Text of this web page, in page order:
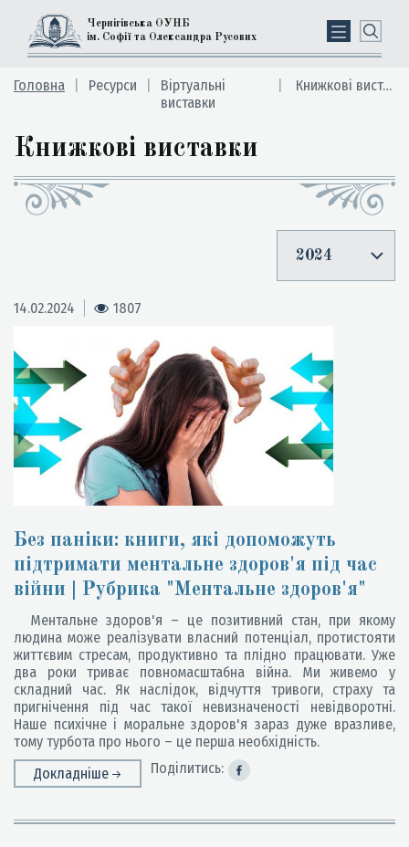
Чернігівська ОУНБ
ім. Софії та Олександра Русових
Головна Ресурси
Вiртуальні
виставки
Книжкові виставки
Книжкові виставки
2024
14.02.2024 1807
Без паніки: книги, які допоможуть
підтримати ментальне здоров'я під час
війни | Рубрика "Ментальне здоров'я"
Ментальне здоров'я – це позитивний стан, при якому
людина може реалізувати власний потенціал, протистояти
життєвим стресам, продуктивно та плідно працювати. Уже
два роки триває повномасштабна війна. Ми живемо у
складний час. Як наслідок, відчуття тривоги, страху та
пригнічення під час такої невизначеності невідворотні.
Наше психічне і моральне здоров'я зараз дуже вразливе,
тому турбота про нього – це перша необхідність.
Докладніше
Поділитись: